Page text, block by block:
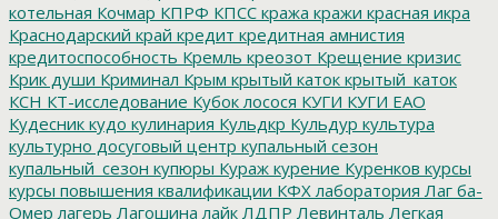
котельная Кочмар КПРФ КПСС кража кражи красная икра
Краснодарский край кредит кредитная амнистия
кредитоспособность Кремль креозот Крещение кризис
Крик души Криминал Крым крытый каток крытый_каток
КСН КТ-исследование Кубок лосося КУГИ КУГИ ЕАО
Кудесник кудо кулинария Кульдкр Кульдур культура
культурно досуговый центр купальный сезон
купальный_сезон купюры Кураж курение Куренков курсы
курсы повышения квалификации КФХ лаборатория Лаг ба-
Омер лагерь Лагошина лайк ЛДПР Левинталь Легкая